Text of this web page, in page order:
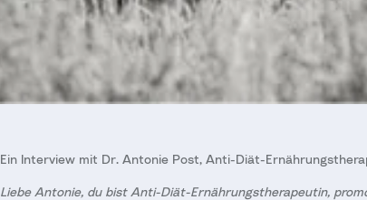
Ein Interview mit Dr. Antonie Post, Anti-Diät-
Liebe Antonie, du bist Anti-Diät-Ernährungstherapeutin,